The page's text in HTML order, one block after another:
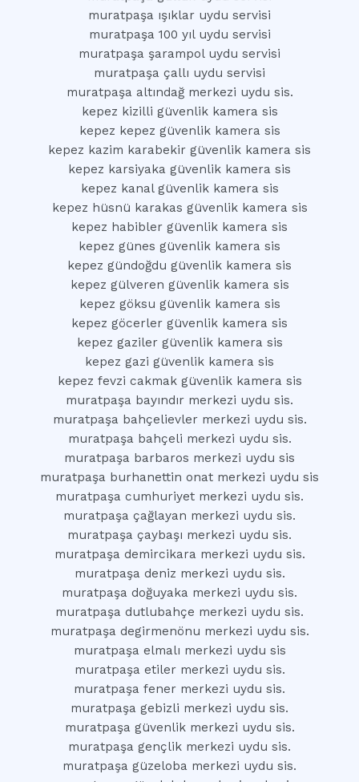
muratpaşa ışıklar uydu servisi
muratpaşa 100 yıl uydu servisi
muratpaşa şarampol uydu servisi
muratpaşa çallı uydu servisi
muratpaşa altındağ merkezi uydu sis.
kepez kizilli güvenlik kamera sis
kepez kepez güvenlik kamera sis
kepez kazim karabekir güvenlik kamera sis
kepez karsiyaka güvenlik kamera sis
kepez kanal güvenlik kamera sis
kepez hüsnü karakas güvenlik kamera sis
kepez habibler güvenlik kamera sis
kepez günes güvenlik kamera sis
kepez gündoğdu güvenlik kamera sis
kepez gülveren güvenlik kamera sis
kepez göksu güvenlik kamera sis
kepez göcerler güvenlik kamera sis
kepez gaziler güvenlik kamera sis
kepez gazi güvenlik kamera sis
kepez fevzi cakmak güvenlik kamera sis
muratpaşa bayındır merkezi uydu sis.
muratpaşa bahçelievler merkezi uydu sis.
muratpaşa bahçeli merkezi uydu sis.
muratpaşa barbaros merkezi uydu sis
muratpaşa burhanettin onat merkezi uydu sis
muratpaşa cumhuriyet merkezi uydu sis.
muratpaşa çağlayan merkezi uydu sis.
muratpaşa çaybaşı merkezi uydu sis.
muratpaşa demircikara merkezi uydu sis.
muratpaşa deniz merkezi uydu sis.
muratpaşa doğuyaka merkezi uydu sis.
muratpaşa dutlubahçe merkezi uydu sis.
muratpaşa degirmenönu merkezi uydu sis.
muratpaşa elmalı merkezi uydu sis
muratpaşa etiler merkezi uydu sis.
muratpaşa fener merkezi uydu sis.
muratpaşa gebizli merkezi uydu sis.
muratpaşa güvenlik merkezi uydu sis.
muratpaşa gençlik merkezi uydu sis.
muratpaşa güzeloba merkezi uydu sis.